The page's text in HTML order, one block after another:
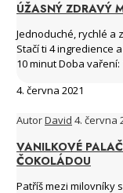
ÚŽASNÝ ZDRAVÝ
Jednoduché, rychlé a
Stačí ti 4 ingredience
10 minut Doba
4. června 2021
AutorDavid 4. června
VANILKOVÉ
ČOKOLÁDOU
Patříš mezi milovníky